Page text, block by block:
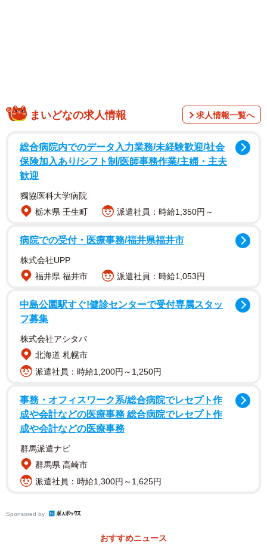
を課す」仕組みです。
日本ではまだ導入されていませんが、海外ではすでにアメ
リカ（オレゴン州）やニュージーランド、ドイツで導入さ
れています。
走行距離課税は、ガソリン税と違って電気自動車などから
業界の負担増大といったデメリットもあります。
▽日本では2018年頃から議論に
走行距離課税は、ガソリン税の暫定税率廃止によって登場
した案ではありません。2018年頃から議論に上がっていた
案です。
2022年10月には、鈴木俊一財務相（当時）が参議院予算委
いうちに導入されるのでは」と話題になりました。
▽2026年度の導入は否定
ガソリン税の暫定税率廃止に際して、自民党は与野党合意
の直前まで自動車諸税の見直しを検討する考えでした。し
は見送っており、片山さつき財務相も「具体的に検討して
いない」と導入を否定しています。
まいどなの求人情報 求人情報一覧へ
総合病院内でのデータ入力業務/未経験歓迎/社会
保険加入あり/シフト制/医師事務作業/主婦・主夫
歓迎
獨協医科大学病院
栃木県 壬生町
派遣社員：時給1,350円～
病院での受付・医療事務/福井県福井市
株式会社UPP
福井県 福井市
派遣社員：時給1,053円
中島公園駅すぐ!健診センターで受付専属スタッ
フ募集
株式会社アシタバ
北海道 札幌市
派遣社員：時給1,200円～1,250円
事務・オフィスワーク系/総合病院でレセプト作
成や会計などの医療事務 総合病院でレセプト作
成や会計などの医療事務
群馬派遣ナビ
群馬県 高崎市
派遣社員：時給1,300円～1,625円
Sponsored by
おすすめニュース